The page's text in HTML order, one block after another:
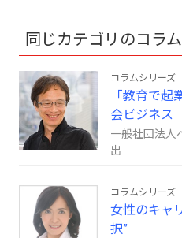
同じカテゴリのコラム
コラムシリーズ
「教育で
会ビジネス
一般社団法人
出
コラムシリーズ
女性のキャ
択”